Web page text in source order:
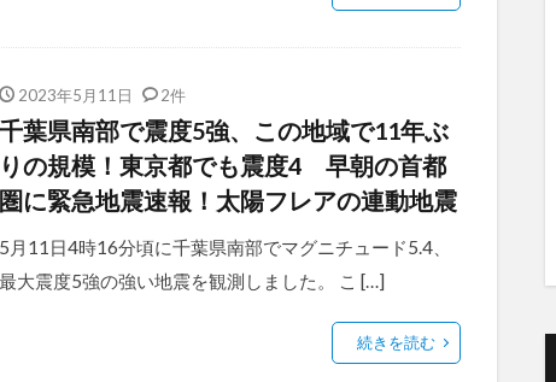
2023年5月11日 2件
千葉県南部で震度5強、この地域で11年ぶ
りの規模！東京都でも震度4 早朝の首都
圏に緊急地震速報！太陽フレアの連動地震
5月11日4時16分頃に千葉県南部でマグニチュード5.4、
最大震度5強の強い地震を観測しました。 こ […]
続きを読む